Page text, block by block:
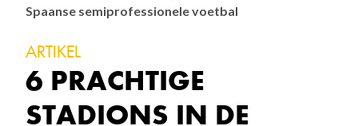
Spaanse semiprofessionele voetbal
ARTIKEL
6 PRACHTIGE
STADIONS IN DE